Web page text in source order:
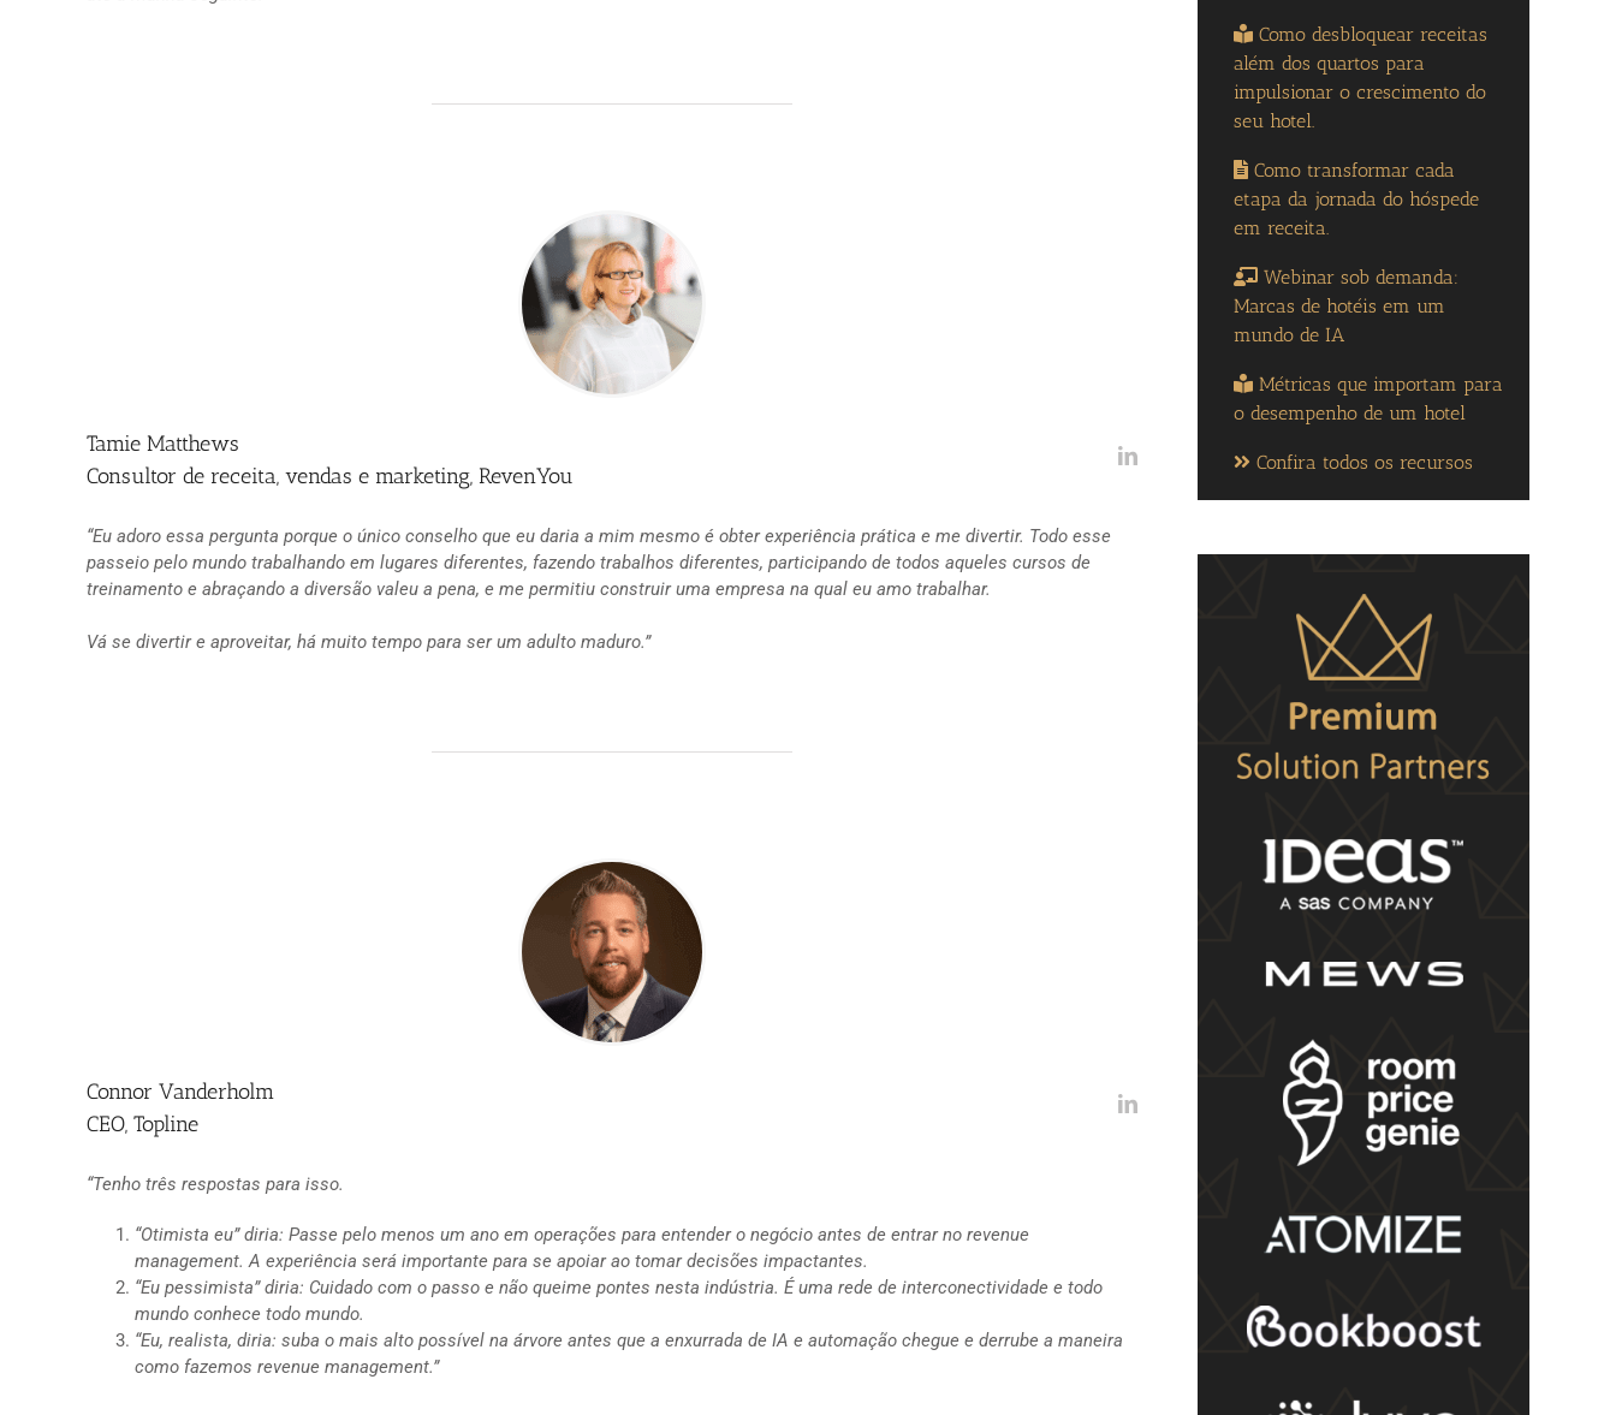
Tamie Matthews
Consultor de receita, vendas e marketing, RevenYou
“Eu adoro essa pergunta porque o único conselho que eu daria a mim mesmo é obter experiência prática e me divertir. Todo esse
passeio pelo mundo trabalhando em lugares diferentes, fazendo trabalhos diferentes, participando de todos aqueles cursos de
treinamento e abraçando a diversão valeu a pena, e me permitiu construir uma empresa na qual eu amo trabalhar.
Vá se divertir e aproveitar, há muito tempo para ser um adulto maduro.”
Connor Vanderholm
CEO, Topline
“Tenho três respostas para isso.
“Otimista eu” diria: Passe pelo menos um ano em operações para entender o negócio antes de entrar no revenue
management. A experiência será importante para se apoiar ao tomar decisões impactantes.
“Eu pessimista” diria: Cuidado com o passo e não queime pontes nesta indústria. É uma rede de interconectividade e todo
mundo conhece todo mundo.
“Eu, realista, diria: suba o mais alto possível na árvore antes que a enxurrada de IA e automação chegue e derrube a maneira
como fazemos revenue management.”
Como desbloquear receitas
além dos quartos para
impulsionar o crescimento do
seu hotel.
Como transformar cada
etapa da jornada do hóspede
em receita.
Webinar sob demanda:
Marcas de hotéis em um
mundo de IA
Métricas que importam para
o desempenho de um hotel
Confira todos os recursos